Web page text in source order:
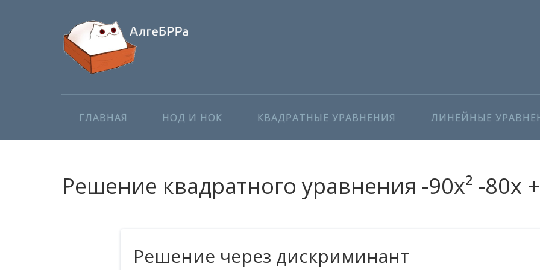
ГЛАВНАЯ НОД И НОК КВАДРАТНЫЕ УРАВНЕНИЯ ЛИНЕЙНЫЕ
Решение квадратного уравнения -90x² -80x
Решение через дискриминант